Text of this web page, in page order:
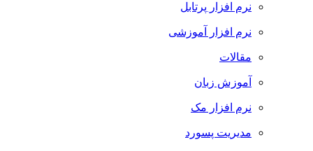
نرم افزار پرتابل
نرم افزار آموزشی
مقالات
آموزش زبان
نرم افزار مک
مدیریت پسورد